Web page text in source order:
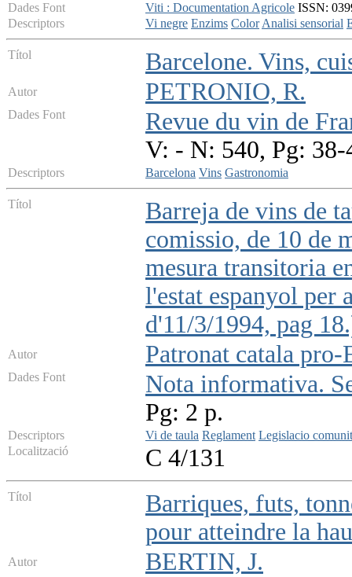
Dades Font
Viti : Documentation Agricole ISSN:
Descriptors
Vi negre Enzims ColorAnalisi sensorial
Títol Barcelone. Vins,
Autor PETRONIO, R.
Dades Font
Revue du vin de
V: - N: 540, Pg: 38-
Descriptors Barcelona Vins Gastronomia
Títol
Barreja de vins de
comissio, de 10 de
mesura transitoria
l'estat espanyol per
d'11/3/1994, pag
Autor Patronat catala pro-
Dades Font
Nota informativa.
Pg: 2 p.
Descriptors Vi de taula Reglament Legislacio
Localització
C 4/131
Títol
Barriques, futs,
pour atteindre la
Autor BERTIN, J.